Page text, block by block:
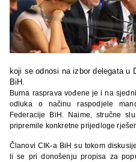
koji se odnosi na izbor delegata u
BiH.
Burna rasprava vođene je i na
odluka o načinu raspodjele
Federacije BiH. Naime, stručne
pripremile konkretne prijedloge
Članovi CIK-a BiH su tokom
li se pri donošenju propisa za